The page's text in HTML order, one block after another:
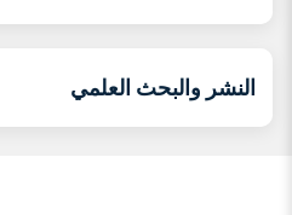
النشر والبحث العلمي